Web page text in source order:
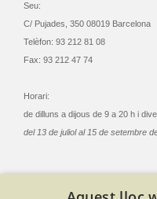
Seu:
C/ Pujades, 350 08019 Barcelona
Telèfon: 93 212 81 08
Fax: 93 212 47 74
Horari:
de dilluns a dijous de 9 a 20 h i
del 13 de juliol al 15 de setembre